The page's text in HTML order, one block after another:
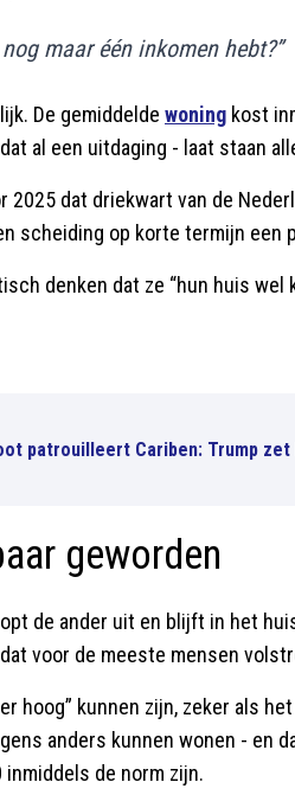
maar één inkomen hebt?”
De gemiddelde woning kost
al een uitdaging - laat staan
2025 dat driekwart van de
scheiding op korte termijn een
denken dat ze “hun huis wel
patrouilleert Cariben: Trump
geworden
de ander uit en blijft in het
voor de meeste mensen
hoog” kunnen zijn, zeker als
anders kunnen wonen - en
de norm zijn.